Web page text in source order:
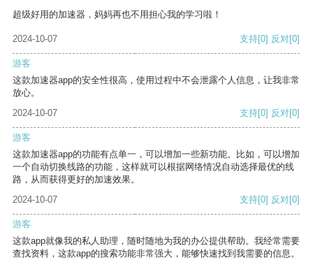
超级好用的加速器，妈妈再也不用担心我的学习啦！
2024-10-07 支持[0] 反对[0]
游客
这款加速器app的安全性很高，使用过程中不会泄露个人信息，让我非常
放心。
2024-10-07
支持[0] 反对[0]
游客
这款加速器app的功能有点单一，可以增加一些新功能。比如，可以增加
一个自动切换线路的功能，这样就可以根据网络情况自动选择最优的线
路，从而获得更好的加速效果。
2024-10-07
支持[0] 反对[0]
游客
这款app就像我的私人助理，随时随地为我的办公提供帮助。我经常需要
查找资料，这款app的搜索功能非常强大，能够快速找到我需要的信息。